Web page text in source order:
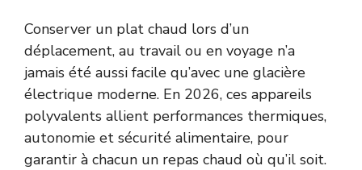
Conserver un plat chaud lors d’un
déplacement, au travail ou en voyage n’a
jamais été aussi facile qu’avec une glacière
électrique moderne. En 2026, ces appareils
polyvalents allient performances thermiques,
autonomie et sécurité alimentaire, pour
garantir à chacun un repas chaud où qu’il soit.